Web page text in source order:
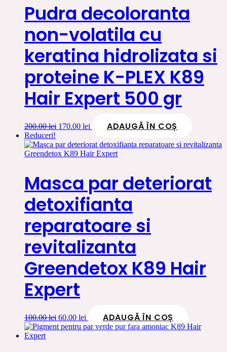
Pudra decoloranta
non-volatila cu
keratina hidrolizata si
proteine K-PLEX K89
Hair Expert 500 gr
200.00lei Prețul
a
fost:
170.00 lei Prețul
este:
170.00 lei.
ADAUGĂ ÎN COȘ
Reduceri!
Masca par deteriorat
detoxifianta
reparatoare si
revitalizanta
Greendetox K89 Hair
Expert
100.00lei Prețul
inițial
60.00 lei Prețul
curent
ADAUGĂ ÎN COȘ